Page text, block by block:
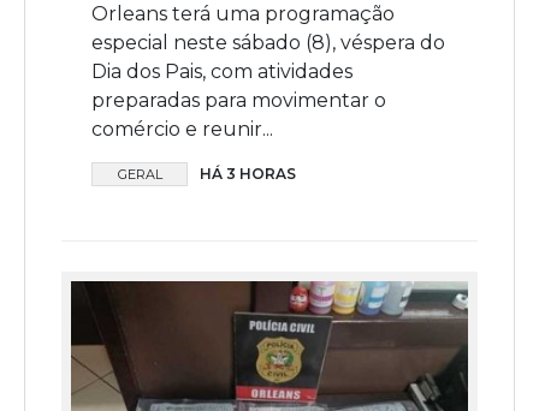
Orleans terá uma programação
especial neste sábado (8), véspera do
Dia dos Pais, com atividades
preparadas para movimentar o
comércio e reunir...
GERAL HÁ 3 HORAS